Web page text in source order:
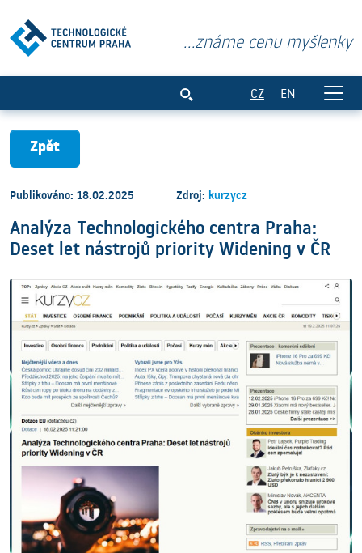
...známe cenu myšlenky
CZ EN
Zpět
Publikováno: 18.02.2025 Zdroj: kurzycz
Analýza Technologického centra Praha:
Deset let nástrojů priority Widening v ČR